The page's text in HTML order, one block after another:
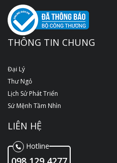
THÔNG TIN CHUNG
Đại Lý
Thư Ngỏ
Lịch Sử Phát Triển
Sứ Mệnh Tầm Nhìn
LIÊN HỆ
Hotline